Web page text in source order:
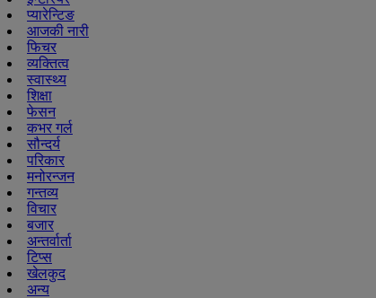
प्यारेन्टिङ
आजकी नारी
फिचर
व्यक्तित्व
स्वास्थ्य
शिक्षा
फेसन
कभर गर्ल
सौन्दर्य
परिकार
मनोरन्जन
गन्तव्य
विचार
बजार
अन्तर्वार्ता
टिप्स
खेलकुद
अन्य